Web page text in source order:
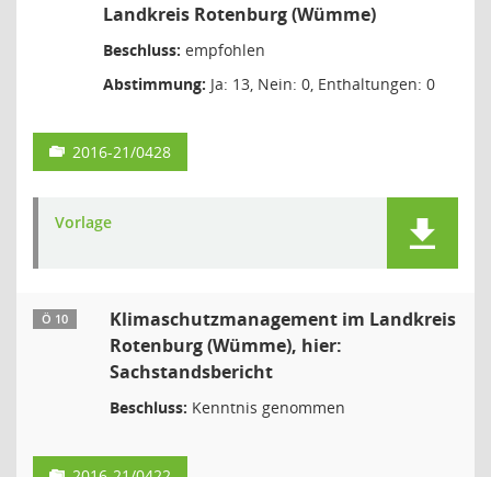
Landkreis Rotenburg (Wümme)
Beschluss: empfohlen
Abstimmung: Ja: 13, Nein: 0, Enthaltungen: 0
2016-21/0428
Vorlage
Ö 10
Klimaschutzmanagement im Landkreis
Rotenburg (Wümme), hier:
Sachstandsbericht
Beschluss: Kenntnis genommen